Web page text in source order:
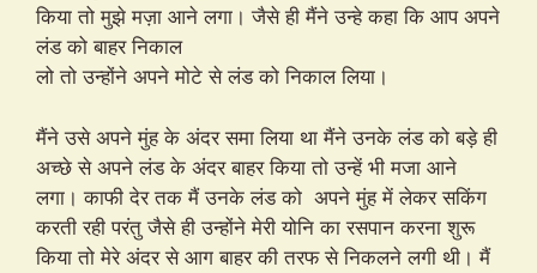
किया तो मुझे मज़ा आने लगा। जैसे ही मैंने उन्हे कहा कि आप अपने
लंड को बाहर निकाल
लो तो उन्होंने अपने मोटे से लंड को निकाल लिया।
मैंने उसे अपने मुंह के अंदर समा लिया था मैंने उनके लंड को बड़े ही
अच्छे से अपने लंड के अंदर बाहर किया तो उन्हें भी मजा आने
लगा। काफी देर तक मैं उनके लंड को अपने मुंह में लेकर सकिंग
करती रही परंतु जैसे ही उन्होंने मेरी योनि का रसपान करना शुरू
किया तो मेरे अंदर से आग बाहर की तरफ से निकलने लगी थी। मैं